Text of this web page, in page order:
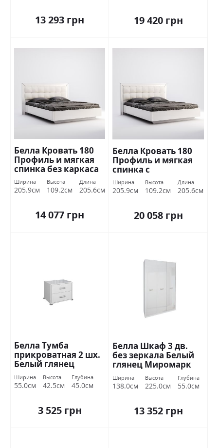
13 293 грн 19 420 грн
Белла Кровать 180
Профиль и мягкая
спинка без каркаса
Белый глянец
Миромарк
Ширина
205.9см
Высота
109.2см
Длина
205.6см
14 077 грн
Белла Кровать 180
Профиль и мягкая
спинка с
подъемником
Белый глянец
Миромарк
Ширина
205.9см
Высота
109.2см
Длина
205.6см
20 058 грн
Белла Тумба
прикроватная 2 шх.
Белый глянец
Миромарк
Ширина
55.0см
Высота
42.5см
Глубина
45.0см
3 525 грн
Белла Шкаф 3 дв.
без зеркала Белый
глянец Миромарк
Ширина
138.0см
Высота
225.0см
Глубина
55.0см
13 352 грн